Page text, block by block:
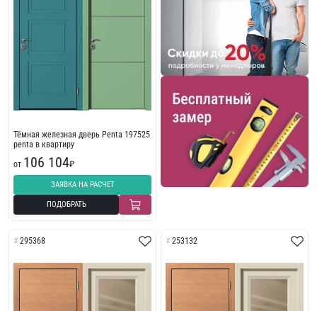
Тёмная железная дверь Penta 197525
penta в квартиру
от 106 104₽
ЗАЯВКА НА РАСЧЕТ
ПОДОБРАТЬ
295368 253132